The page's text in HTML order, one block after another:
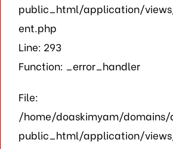
public_html/application/
ent.php
Line: 293
Function: _error_handler
File:
/home/doaskimyam/
public_html/application/